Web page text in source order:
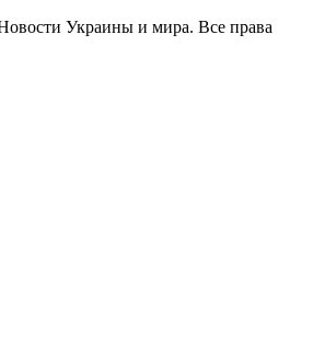
Украины и мира. Все права